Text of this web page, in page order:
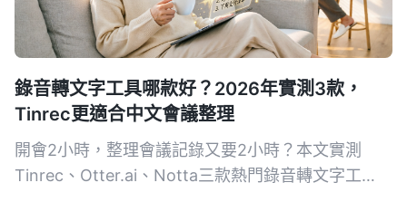
錄音轉文字工具哪款好？2026年實測3款，
Tinrec更適合中文會議整理
開會2小時，整理會議記錄又要2小時？本文實測
Tinrec、Otter.ai、Notta三款熱門錄音轉文字工